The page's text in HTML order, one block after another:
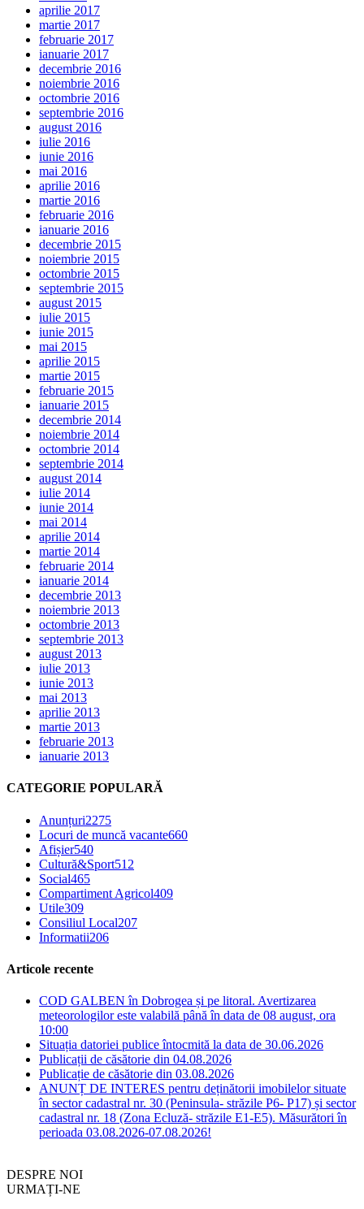
aprilie 2017
martie 2017
februarie 2017
ianuarie 2017
decembrie 2016
noiembrie 2016
octombrie 2016
septembrie 2016
august 2016
iulie 2016
iunie 2016
mai 2016
aprilie 2016
martie 2016
februarie 2016
ianuarie 2016
decembrie 2015
noiembrie 2015
octombrie 2015
septembrie 2015
august 2015
iulie 2015
iunie 2015
mai 2015
aprilie 2015
martie 2015
februarie 2015
ianuarie 2015
decembrie 2014
noiembrie 2014
octombrie 2014
septembrie 2014
august 2014
iulie 2014
iunie 2014
mai 2014
aprilie 2014
martie 2014
februarie 2014
ianuarie 2014
decembrie 2013
noiembrie 2013
octombrie 2013
septembrie 2013
august 2013
iulie 2013
iunie 2013
mai 2013
aprilie 2013
martie 2013
februarie 2013
ianuarie 2013
CATEGORIE POPULARĂ
Anunțuri2275
Locuri de muncă vacante660
Afișier540
Cultură&Sport512
Social465
Compartiment Agricol409
Utile309
Consiliul Local207
Informatii206
Articole recente
COD GALBEN în Dobrogea și pe litoral. Avertizarea
meteorologilor este valabilă până în data de 08 august, ora
10:00
Situația datoriei publice întocmită la data de 30.06.2026
Publicații de căsătorie din 04.08.2026
Publicație de căsătorie din 03.08.2026
ANUNȚ DE INTERES pentru deținătorii imobilelor situate
în sector cadastral nr. 30 (Peninsula- străzile P6- P17) și sector
cadastral nr. 18 (Zona Ecluză- străzile E1-E5). Măsurători în
perioada 03.08.2026-07.08.2026!
DESPRE NOI
URMAȚI-NE